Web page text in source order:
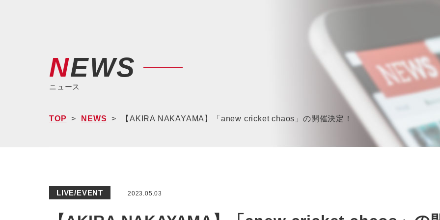
NEWS
ニュース
TOP NEWS 【AKIRA NAKAYAMA】「anew cricket chaos」の開催決定！
LIVE/EVENT 2023.05.03